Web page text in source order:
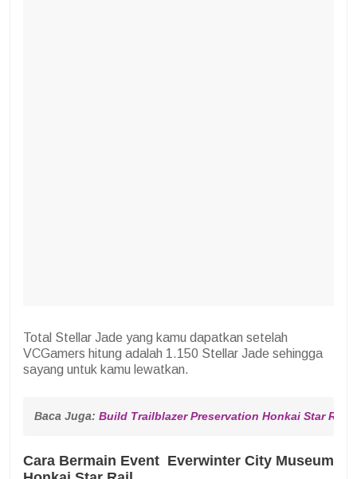
Total Stellar Jade yang kamu dapatkan setelah
VCGamers hitung adalah 1.150 Stellar Jade sehingga
sayang untuk kamu lewatkan.
Baca Juga: Build Trailblazer Preservation Honkai Star
Cara Bermain Event Everwinter City Museum